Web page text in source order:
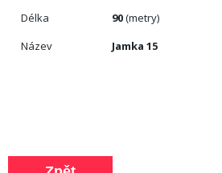
Délka
90(metry)
Název
Jamka 15